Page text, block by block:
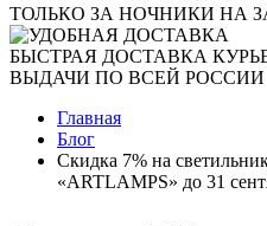
ТОЛЬКО ЗА НОЧНИКИ НА
БЫСТРАЯ ДОСТАВКА
ВЫДАЧИ ПО ВСЕЙ РОССИИ
Главная
Блог
Скидка 7% на
«ARTLAMPS» до 31